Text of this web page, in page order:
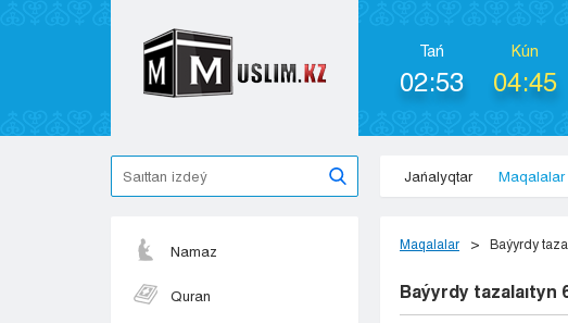
Tań
02:53
Kún
04:45
Jańalyqtar Maqalalar
Namaz
Quran
Maqalalar Baýyrdy
Baýyrdy tazalaıtyn